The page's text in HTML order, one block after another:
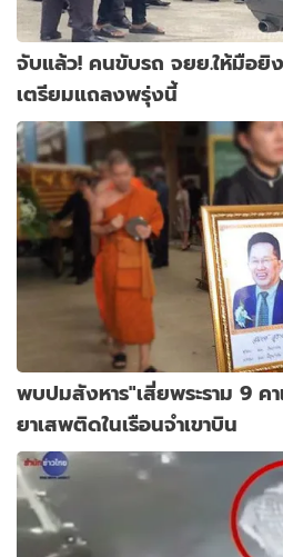
จับแล้ว! คนขับรถ จยย.ให้มือยิ
เตรียมแถลงพรุ่งนี้
พบปมสังหาร"เสี่ยพระราม 9 ค
ยาเสพติดในเรือนจำเขาบิน